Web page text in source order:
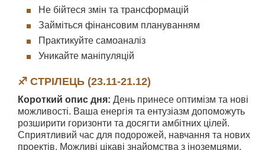
Не бійтеся змін та трансформацій
Займіться фінансовим плануванням
Практикуйте самоаналіз
Уникайте маніпуляцій
♐ СТРІЛЕЦЬ (23.11-21.12)
Короткий опис дня: День принесе оптимізм та нові
можливості. Ваша енергія та ентузіазм допоможуть
розширити горизонти та досягти амбітних цілей.
Сприятливий час для подорожей, навчання та нових
проектів. Можливі цікаві знайомства з іноземцями.